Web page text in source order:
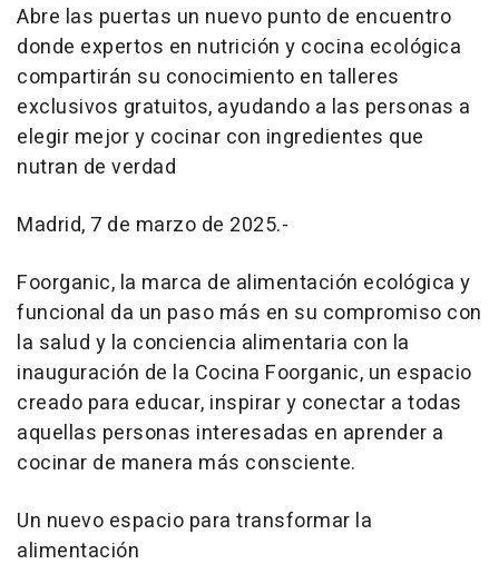
Abre las puertas un nuevo punto de encuentro
donde expertos en nutrición y cocina ecológica
compartirán su conocimiento en talleres
exclusivos gratuitos, ayudando a las personas a
elegir mejor y cocinar con ingredientes que
nutran de verdad
Madrid, 7 de marzo de 2025.-
Foorganic, la marca de alimentación ecológica y
funcional da un paso más en su compromiso con
la salud y la conciencia alimentaria con la
inauguración de la Cocina Foorganic, un espacio
creado para educar, inspirar y conectar a todas
aquellas personas interesadas en aprender a
cocinar de manera más consciente.
Un nuevo espacio para transformar la
alimentación